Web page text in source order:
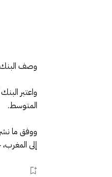
وصف البنك
واعتبر
المتوسط.
ووفق ما
إلى